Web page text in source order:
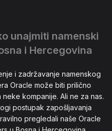
unajmiti namenski
i Hercegovina
i zadržavanje namenskog
Oracle može biti prilično
kompanije. Ali ne za nas.
postupak zapošljavanja
pregledali naše Oracle